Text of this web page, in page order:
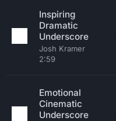
Inspiring
Dramatic
Underscore
Josh Kramer
2:59
Emotional
Cinematic
Underscore